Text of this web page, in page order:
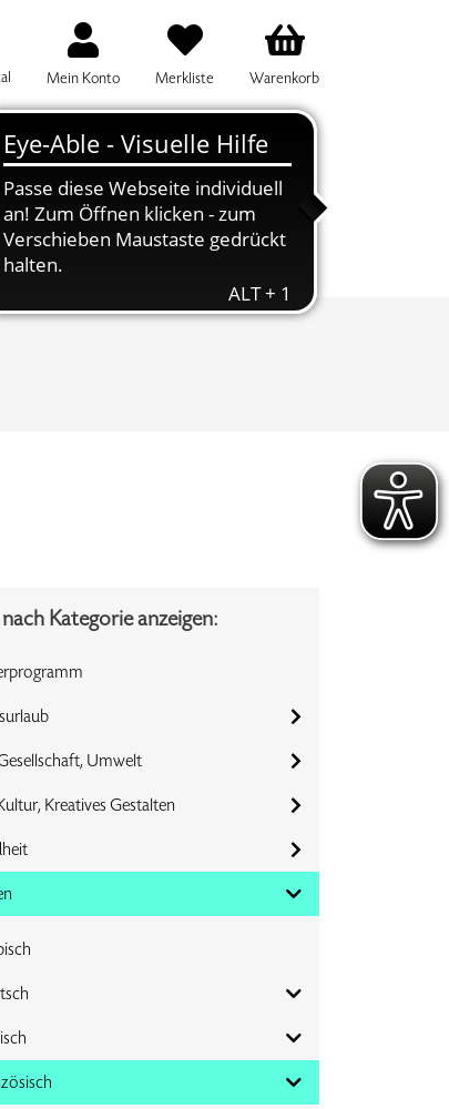
Mein Konto Merkliste Warenkorb
DIE KURSSUCHE EINGEBEN
Kategorie anzeigen:
Umwelt
Kreatives Gestalten